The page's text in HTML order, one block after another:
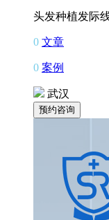
头发种植发际
0 文章
0 案例
武汉